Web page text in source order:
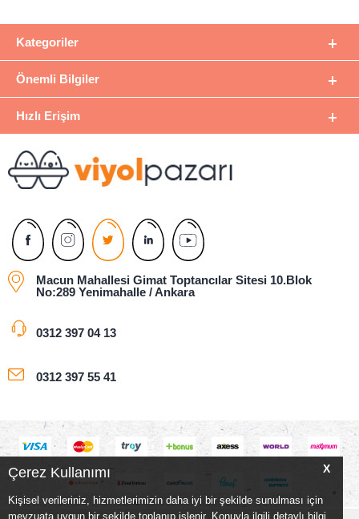
X
Çerez Kullanımı
Kişisel verileriniz, hizmetlerimizin daha iyi bir şekilde sunulması için
mevzuata uygun bir şekilde toplanıp işlenir. Konuyla ilgili detaylı bilgi
Kategoriler
Önemli Bilgiler
Hızlı Erişim
Macun Mahallesi Gimat Toptancılar Sitesi 10.Blok
No:289 Yenimahalle / Ankara
0312 397 04 13
0312 397 55 41